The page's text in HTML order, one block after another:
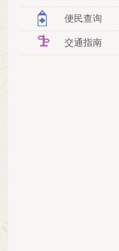
便民查询
交通指南